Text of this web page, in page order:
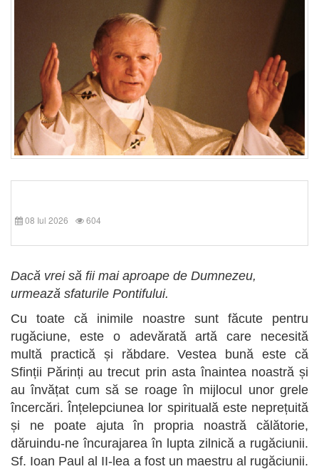
08 Iul 2026 604
Dacă vrei să fii mai aproape de Dumnezeu,
urmează sfaturile Pontifului.
Cu toate că inimile noastre sunt făcute pentru
rugăciune, este o adevărată artă care necesită
multă practică și răbdare. Vestea bună este că
Sfinții Părinți au trecut prin asta înaintea noastră și
au învățat cum să se roage în mijlocul unor grele
încercări. Înțelepciunea lor spirituală este neprețuită
și ne poate ajuta în propria noastră călătorie,
dăruindu-ne încurajarea în lupta zilnică a rugăciunii.
Sf. Ioan Paul al II-lea a fost un maestru al rugăciunii.